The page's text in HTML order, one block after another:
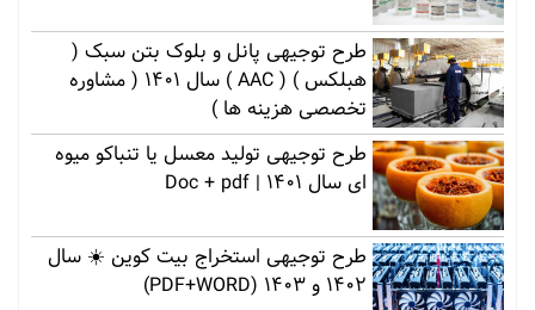
طرح توجیهی پانل و بلوک بتن سبک (
هبلکس ) ( AAC ) سال 1401 ( مشاوره
تخصصی هزینه ها )
طرح توجیهی تولید معسل یا تنباکو میوه
ای سال 1401 | Doc + pdf
طرح توجیهی استخراج بیت کوین ☀️ سال
1402 و 1403 (PDF+WORD)